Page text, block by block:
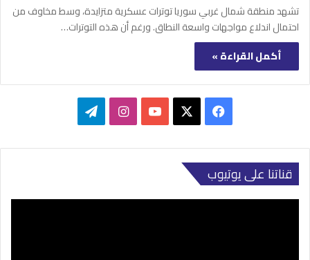
تشهد منطقة شمال غربي سوريا توترات عسكرية متزايدة، وسط مخاوف من
احتمال اندلاع مواجهات واسعة النطاق. ورغم أن هذه التوترات…
أكمل القراءة »
فيسبوك ‫YouTubeانستقرامتيلقرام
قناتنا على يوتيوب